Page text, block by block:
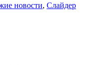
новости, Слайдер